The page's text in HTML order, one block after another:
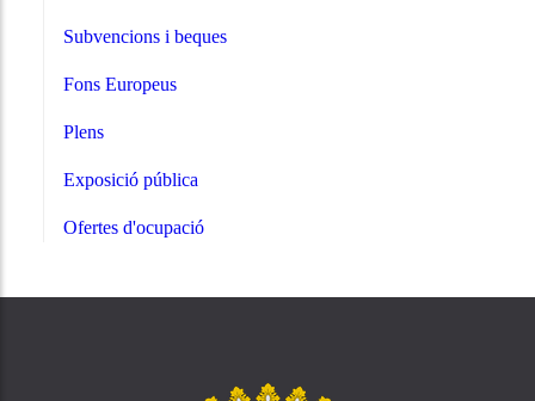
Subvencions i beques
Fons Europeus
Plens
Exposició pública
Ofertes d'ocupació